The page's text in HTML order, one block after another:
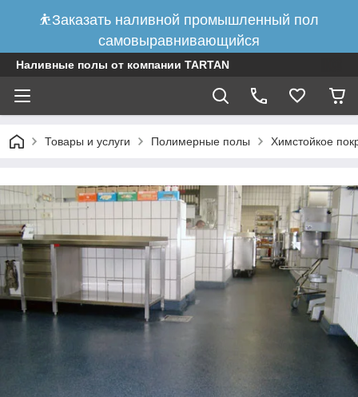
⛹Заказать наливной промышленный пол
самовыравнивающийся
Наливные полы от компании TARTAN
Товары и услуги Полимерные полы Химстойкое